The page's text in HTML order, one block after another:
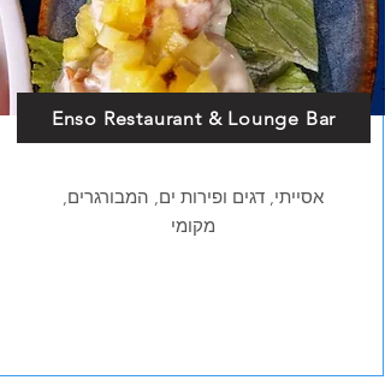
Enso Restaurant & Lounge Bar
אסייתי, דגים ופירות ים, המבורגרים,
מקומי